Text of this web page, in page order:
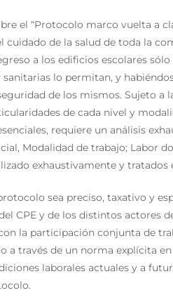
el “Protocolo marco vuelta a
cuidado de la salud de toda la
a los edificios escolares
lo permitan, y
de los mismos. Sujeto a
de cada nivel y
requiere un análisis
Modalidad de trabajo; Labor
exhaustivamente y tratados
sea preciso, taxativo y
CPE y de los distintos actores
la participación conjunta de
a través de un norma explícita
laborales actuales y a